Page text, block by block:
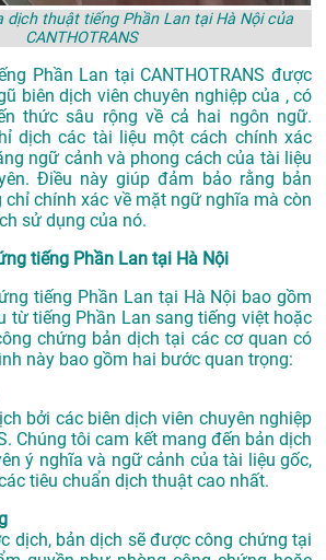
dịch thuật tiếng Phần Lan tại Hà Nội của
CANTHOTRANS
Phần Lan tại CANTHOTRANS được
biên dịch viên chuyên nghiệp của , có
thức sâu rộng về cả hai ngôn ngữ.
dịch các tài liệu một cách chính xác
ngữ cảnh và phong cách của tài liệu
Điều này giúp đảm bảo rằng bản
chỉ chính xác về mặt ngữ nghĩa mà còn
sử dụng của nó.
tiếng Phần Lan tại Hà Nội
tiếng Phần Lan tại Hà Nội bao gồm
từ tiếng Phần Lan sang tiếng việt hoặc
chứng bản dịch tại các cơ quan có
này bao gồm hai bước quan trọng:
bởi các biên dịch viên chuyên nghiệp
Chúng tôi cam kết mang đến bản dịch
ý nghĩa và ngữ cảnh của tài liệu gốc,
tiêu chuẩn dịch thuật cao nhất.
dịch, bản dịch sẽ được công chứng tại